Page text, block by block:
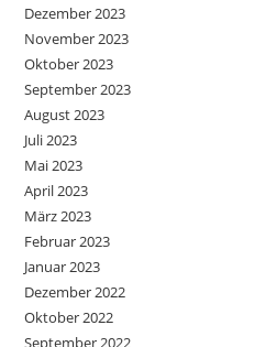
Dezember 2023
November 2023
Oktober 2023
September 2023
August 2023
Juli 2023
Mai 2023
April 2023
März 2023
Februar 2023
Januar 2023
Dezember 2022
Oktober 2022
September 2022